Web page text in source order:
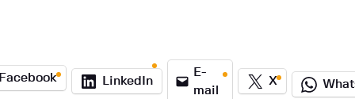
LinkedIn
E-
mail
X